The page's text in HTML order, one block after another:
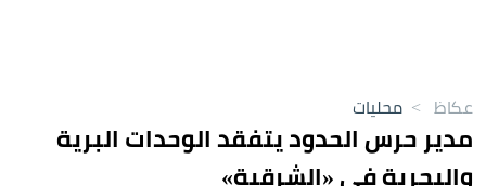
عكاظ > محليات
مدير حرس الحدود يتفقد الوحدات البرية
والبحرية في «الشرقية»